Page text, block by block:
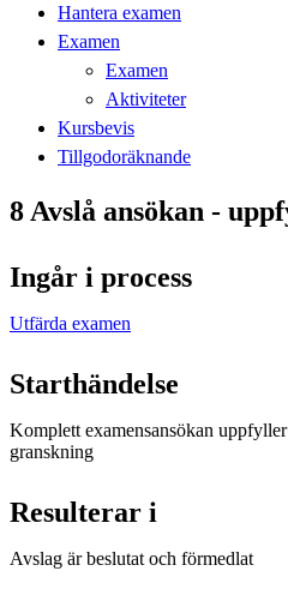
Hantera examen
Examen
Examen
Aktiviteter
Kursbevis
Tillgodoräknande
8 Avslå ansökan -
Ingår i process
Utfärda examen
Starthändelse
Komplett examensansökan
granskning
Resulterar i
Avslag är beslutat och förmedlat